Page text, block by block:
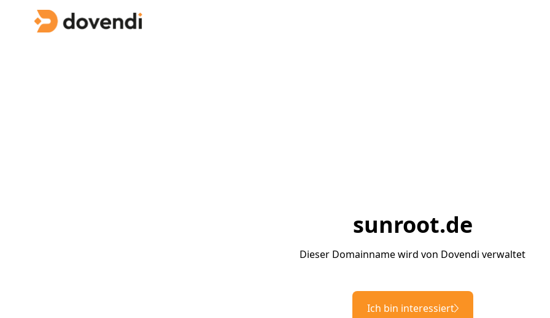
sunroot.de
Dieser Domainname wird von Dovendi verwaltet
Ich bin interessiert